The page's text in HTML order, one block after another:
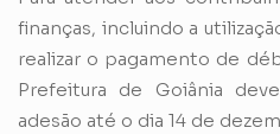
finanças, incluindo a
realizar o pagamento de
Prefeitura de Goiânia
adesão até o dia 14 de